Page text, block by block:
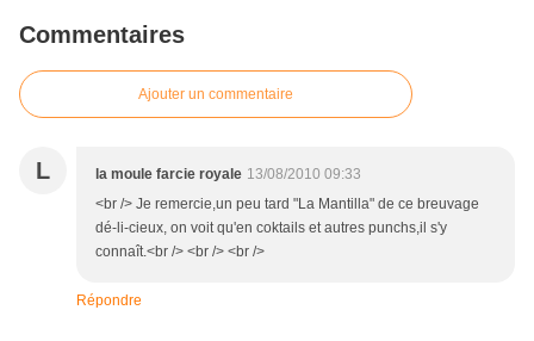
Commentaires
Ajouter un commentaire
L la moule farcie royale 13/08/2010 09:33
<br /> Je remercie,un peu tard "La Mantilla" de ce breuvage
dé-li-cieux, on voit qu'en coktails et autres punchs,il s'y
connaît.<br /> <br /> <br />
Répondre